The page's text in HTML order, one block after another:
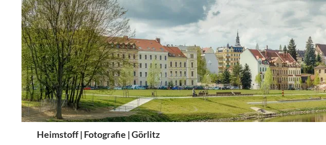
springen
Heimstoff | Fotografie | Görlitz